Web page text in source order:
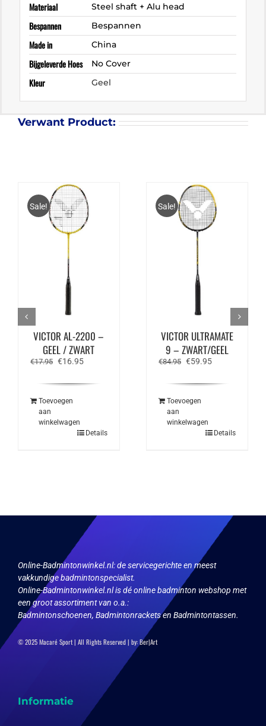
Materiaal Steel shaft + Alu head
Bespannen Bespannen
Made in China
Bijgeleverde Hoes No Cover
Kleur Geel
Verwant Product:
Sale!
VICTOR AL-2200 –
GEEL / ZWART
€17.95 Oorspronkelijke
€16.95Huidige
Toevoegen
aan
winkelwagen
Details
Sale!
VICTOR ULTRAMATE
9 – ZWART/GEEL
€84.95 Oorspronkelijke
€59.95Huidige
Toevoegen
aan
winkelwagen
Details
Online-Badmintonwinkel.nl:de servicegerichte en meest
vakkundige badmintonspecialist.
Online-Badmintonwinkel.nl is dé online badminton webshop met
een groot assortiment van o.a.:
Badmintonschoenen, Badmintonrackets en Badmintontassen.
© 2025 Macaré Sport | All Rights Reserved | by:Ber|Art
Informatie